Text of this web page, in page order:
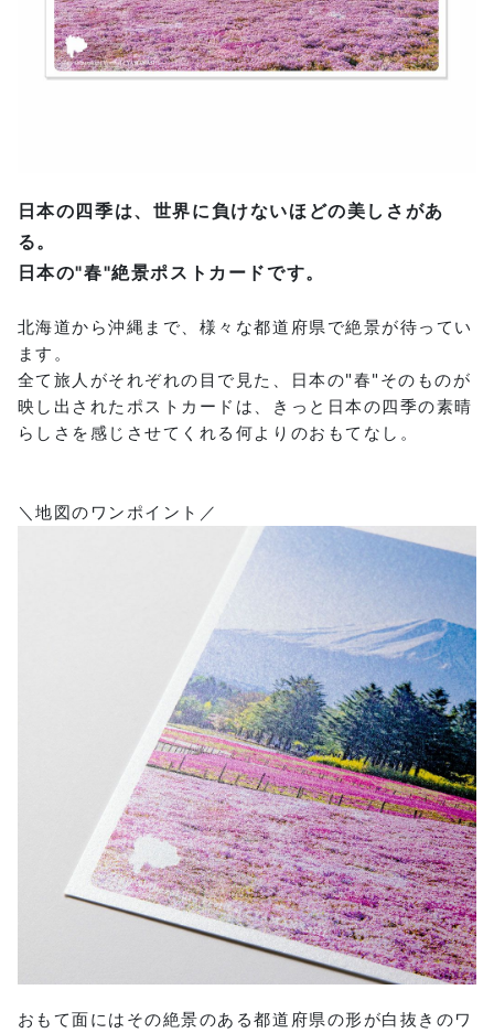
日本の四季は、世界に負けないほどの美しさがあ
る。
日本の"春"絶景ポストカードです。
北海道から沖縄まで、様々な都道府県で絶景が待ってい
ます。
全て旅人がそれぞれの目で見た、日本の"春"そのものが
映し出されたポストカードは、きっと日本の四季の素晴
らしさを感じさせてくれる何よりのおもてなし。
＼地図のワンポイント／
おもて面にはその絶景のある都道府県の形が白抜きのワ